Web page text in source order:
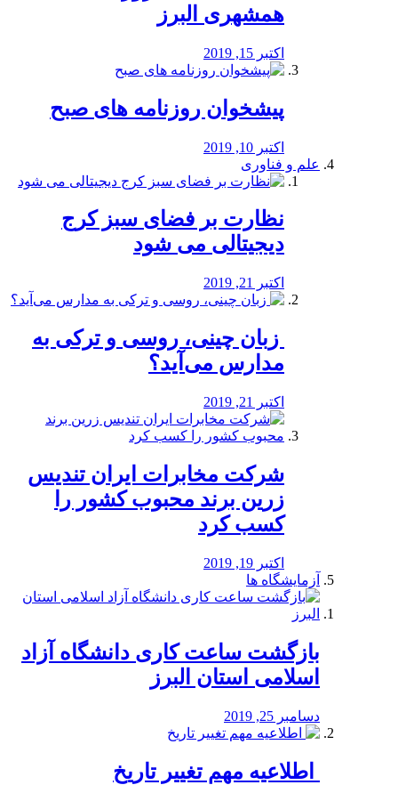
همشهری البرز
اکتبر 15, 2019
پیشخوان روزنامه های صبح
اکتبر 10, 2019
علم و فناوری
نظارت بر فضای سبز کرج
دیجیتالی می شود
اکتبر 21, 2019
️ زبان چینی، روسی و ترکی به
مدارس می‌آید؟
اکتبر 21, 2019
شرکت مخابرات ایران تندیس
زرین برند محبوب کشور را
کسب کرد
اکتبر 19, 2019
آزمایشگاه ها
بازگشت ساعت کاری دانشگاه آزاد
اسلامی استان البرز
دسامبر 25, 2019
️ اطلاعیه مهم تغییر تاریخ